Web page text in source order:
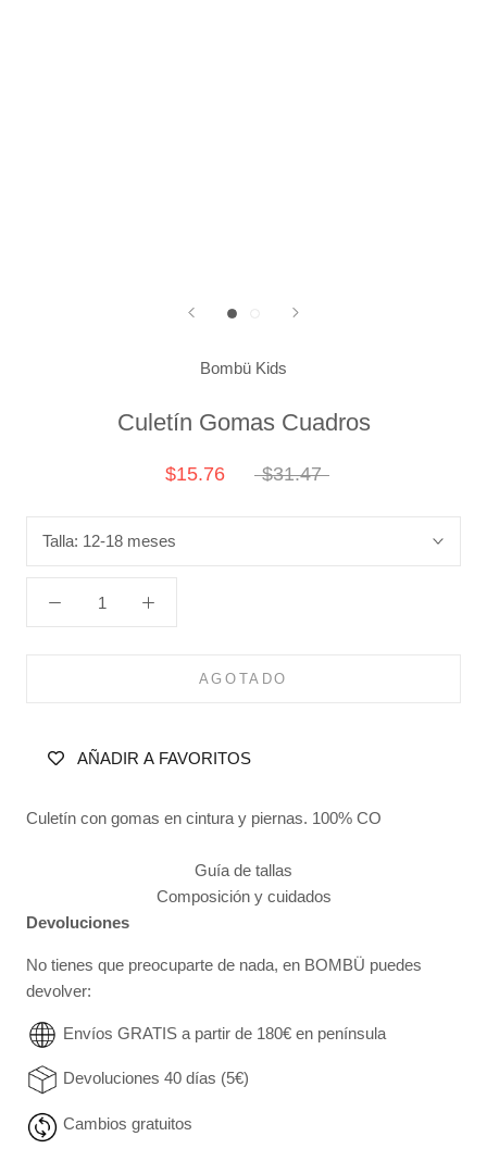
Bombü Kids
Culetín Gomas Cuadros
$15.76 $31.47
Talla: 12-18 meses
AGOTADO
AÑADIR A FAVORITOS
Culetín con gomas en cintura y piernas. 100% CO
Guía de tallas
Composición y cuidados
Devoluciones
No tienes que preocuparte de nada, en BOMBÜ puedes
devolver:
Envíos GRATIS a partir de 180€ en península
Devoluciones 40 días (5€)
Cambios gratuitos